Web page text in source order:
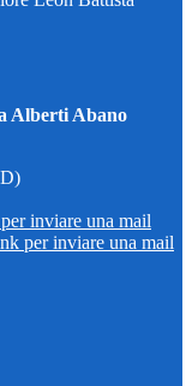
Alberti Abano
inviare una mail
per inviare una mail